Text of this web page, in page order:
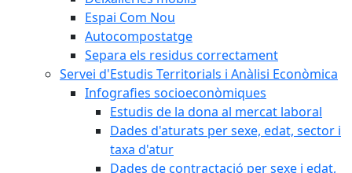
Espai Com Nou
Autocompostatge
Separa els residus correctament
Servei d'Estudis Territorials i Anàlisi Econòmica
Infografies socioeconòmiques
Estudis de la dona al mercat laboral
Dades d'aturats per sexe, edat, sector i
taxa d'atur
Dades de contractació per sexe i edat,